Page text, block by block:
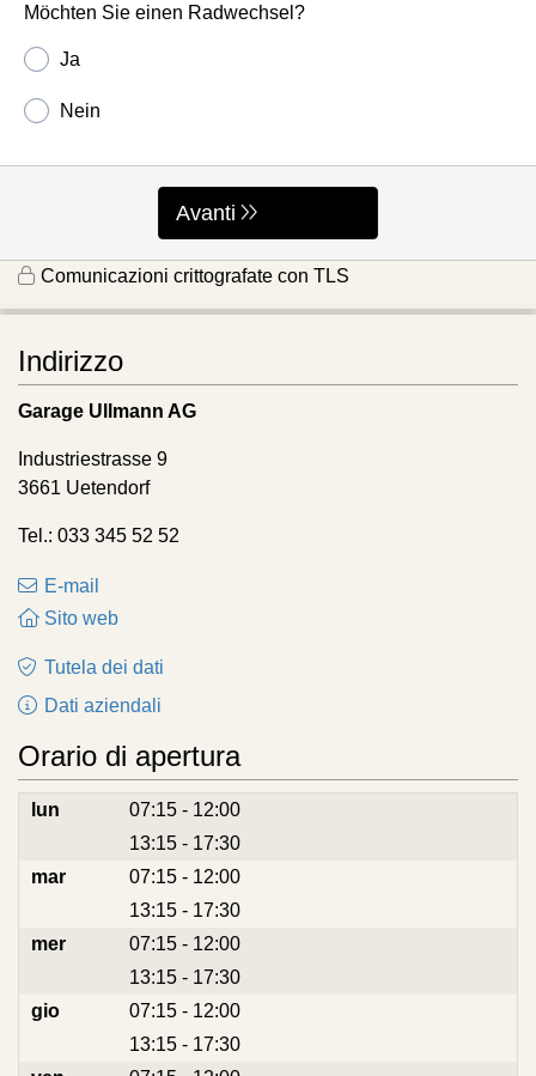
Möchten Sie einen Radwechsel?
Ja
Nein
Avanti
Comunicazioni crittografate con TLS
Indirizzo
Garage Ullmann AG
Industriestrasse 9
3661 Uetendorf
Tel.: 033 345 52 52
E-mail
Sito web
Tutela dei dati
Dati aziendali
Orario di apertura
lun 07:15 - 12:00
13:15 - 17:30
mar
07:15 - 12:00
13:15 - 17:30
mer
07:15 - 12:00
13:15 - 17:30
gio
07:15 - 12:00
13:15 - 17:30